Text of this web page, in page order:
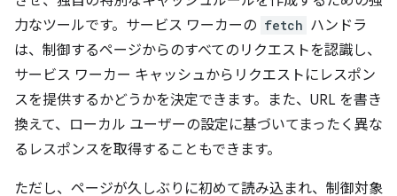
力なツールです。サービス ワーカーの fetch ハンドラ
は、制御するページからのすべてのリクエストを認識し、
サービス ワーカー キャッシュからリクエストにレスポン
スを提供するかどうかを決定できます。また、URL を書き
換えて、ローカル ユーザーの設定に基づいてまったく異な
るレスポンスを取得することもできます。
ただし、ページが久しぶりに初めて読み込まれ、制御対象